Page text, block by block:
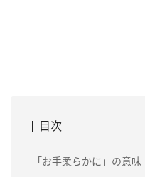
目次
「お手柔らかに」の意味